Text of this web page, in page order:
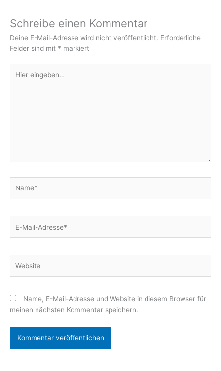
Schreibe einen Kommentar
Deine E-Mail-Adresse wird nicht veröffentlicht. Erforderliche
Felder sind mit * markiert
eingeben…
Mail-
Name, E-Mail-Adresse und Website in diesem Browser für
meinen nächsten Kommentar speichern.